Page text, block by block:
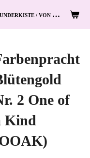
S
TEWUKI.DE / STEVEN`S WUNDERKISTE / VON HAND ZUM HERZ
2 One of
Kind